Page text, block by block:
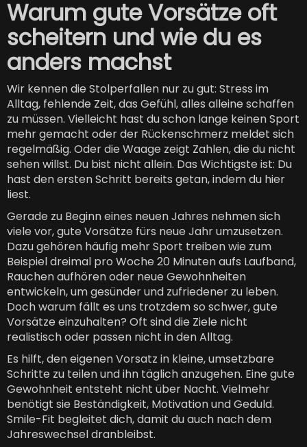
Warum gute Vorsätze oft
scheitern und wie du es
anders machst
Wir kennen die Stolperfallen nur zu gut: Stress im
Alltag, fehlende Zeit, das Gefühl, alles alleine schaffen
zu müssen. Vielleicht hast du schon lange keinen Sport
mehr gemacht oder der Rückenschmerz meldet sich
regelmäßig. Oder die Waage zeigt Zahlen, die du nicht
sehen willst. Du bist nicht allein. Das Wichtigste ist: Du
hast den ersten Schritt bereits getan, indem du hier
liest.
Gerade zu Beginn eines neuen Jahres nehmen sich
viele vor, gute Vorsätze fürs neue Jahr umzusetzen.
Dazu gehören häufig mehr Sport treiben wie zum
Beispiel dreimal pro Woche 20 Minuten aufs Laufband,
Rauchen aufhören oder neue Gewohnheiten
entwickeln, um gesünder und zufriedener zu leben.
Doch warum fällt es uns trotzdem so schwer, gute
Vorsätze einzuhalten? Oft sind die Ziele nicht
realistisch oder passen nicht in den Alltag.
Es hilft, den eigenen Vorsatz in kleine, umsetzbare
Schritte zu teilen und ihn täglich anzugehen. Eine gute
Gewohnheit entsteht nicht über Nacht. Vielmehr
benötigt sie Beständigkeit, Motivation und Geduld.
Smile-Fit begleitet dich, damit du auch nach dem
Jahreswechsel dranbleibst.